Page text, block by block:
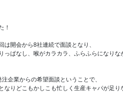
！
開会から8社連続で面談となり、
っぱなし、喉がカラカラ、ふらふらになりな
企業からの希望面談ということで、
なりどこもかしこも忙しく生産キャパが足り